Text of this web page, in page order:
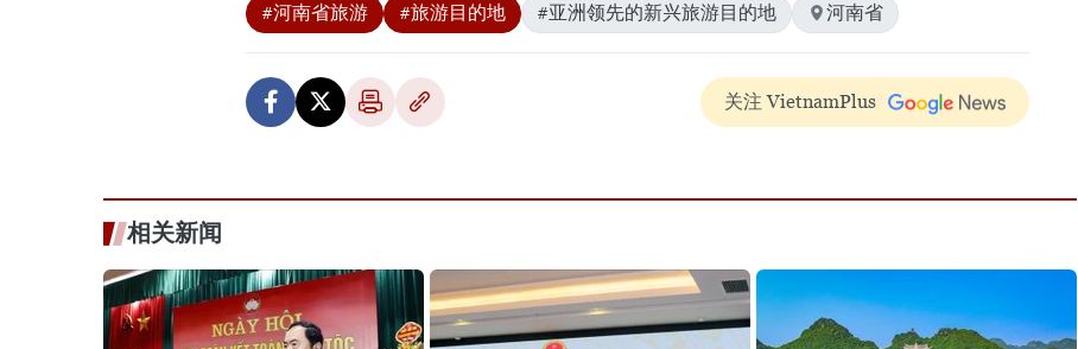
#河南省旅游 #旅游目的地 #亚洲领先的新兴旅游目的地 河南省
关注 VietnamPlus
相关新闻